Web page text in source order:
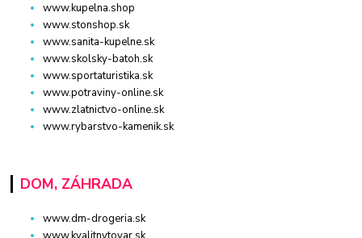
www.kupelna.shop
www.stonshop.sk
www.sanita-kupelne.sk
www.skolsky-batoh.sk
www.sportaturistika.sk
www.potraviny-online.sk
www.zlatnictvo-online.sk
www.rybarstvo-kamenik.sk
DOM, ZÁHRADA
www.dm-drogeria.sk